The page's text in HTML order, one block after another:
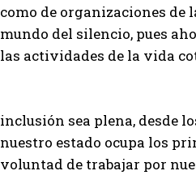
como de organizaciones de
mundo del silencio, pues
las actividades de la vida
inclusión sea plena, desde
nuestro estado ocupa los
voluntad de trabajar por